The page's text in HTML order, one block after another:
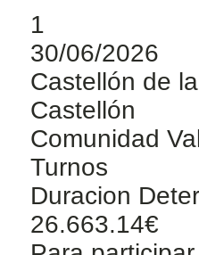
1
30/06/2026
Castellón de
Castellón
Comunidad
Turnos
Duracion
26.663.14€